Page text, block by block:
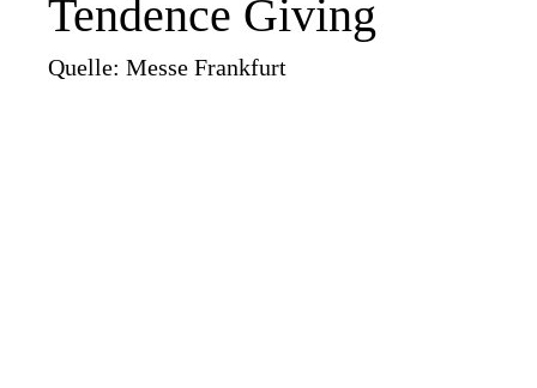
Tendence Giving
Quelle: Messe Frankfurt